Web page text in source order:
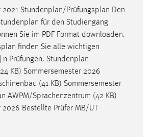
2021 Stundenplan/ Prüfungsplan Den
für den Studiengang
Sie im PDF Format downloaden.
finden Sie alle wichtigen
n Prüfungen. Stundenplan
KB) Sommersemester 2026
(41 KB) Sommersemester
AWPM/Sprachenzentrum (42 KB)
Bestellte Prüfer MB/UT